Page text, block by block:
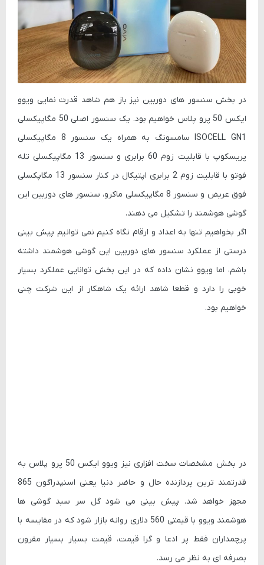
در بخش سنسور های دوربین نیز باز هم شاهد قدرت نمایی ویوو
ایکس 50 پرو پلاس خواهیم بود. یک سنسور اصلی 50 مگاپیکسلی
ISOCELL GN1 سامسونگ به همراه یک سنسور 8 مگاپیکسلی
پریسکوپ با قابلیت زوم 60 برابری و سنسور 13 مگاپیکسلی تله
فوتو با قابلیت زوم 2 برابری اپتیکال در کنار سنسور 13 مگاپکسلی
فوق عریض و سنسور 8 مگاپیکسلی ماکرو، سنسور های دوربین این
گوشی هوشمند را تشکیل می دهند.
اگر بخواهیم تنها به اعداد و ارقام نگاه کنیم نمی توانیم پیش بینی
درستی از عملکرد سنسور های دوربین این گوشی هوشمند داشته
باشم، اما ویوو نشان داده که در این بخش توانایی عملکرد بسیار
خوبی را دارد و قطعا شاهد ارائه یک شاهکار از این شرکت چنی
خواهیم بود.
در بخش مشخصات سخت افزاری نیز ویوو ایکس 50 پرو پلاس به
قدرتمند ترین پردازنده حال و حاضر دنیا یعنی اسنپدراگون 865
مجهز خواهد شد. پیش بینی می شود گل سر سبد گوشی ها
هوشمند ویوو با قیمتی 560 دلاری روانه بازار شود که در مقایسه با
پرچمداران فقط پر ادعا و گرا قیمت، قیمت بسیار بسیار مقرون
بصرفه ای به نظر می رسد.